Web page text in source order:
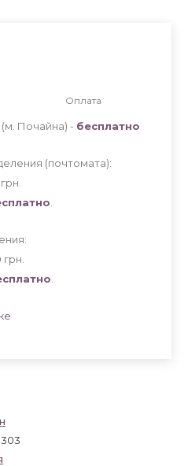
303
Оплата
Почайна) - бесплатно
(почтомата):
грн
грн